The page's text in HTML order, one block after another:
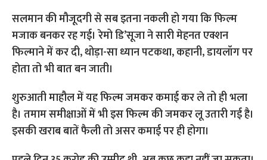
सलमान की मौजूदगी से सब इतना नकली हो गया कि फिल्म
मजाक बनकर रह गई। रेमो डि’सूजा ने सारी मेहनत एक्शन
फिल्माने में कर दी, थोड़ा-सा ध्यान पटकथा, कहानी, डायलॉग पर
होता तो भी बात बन जाती।
शुरुआती माहौल में यह फिल्म जमकर कमाई कर ले तो ही भला
है। तमाम समीक्षाओं में भी इस फिल्म की जमकर लू उतारी गई है।
इसकी खराब बातें फैली तो असर कमाई पर ही होगा।